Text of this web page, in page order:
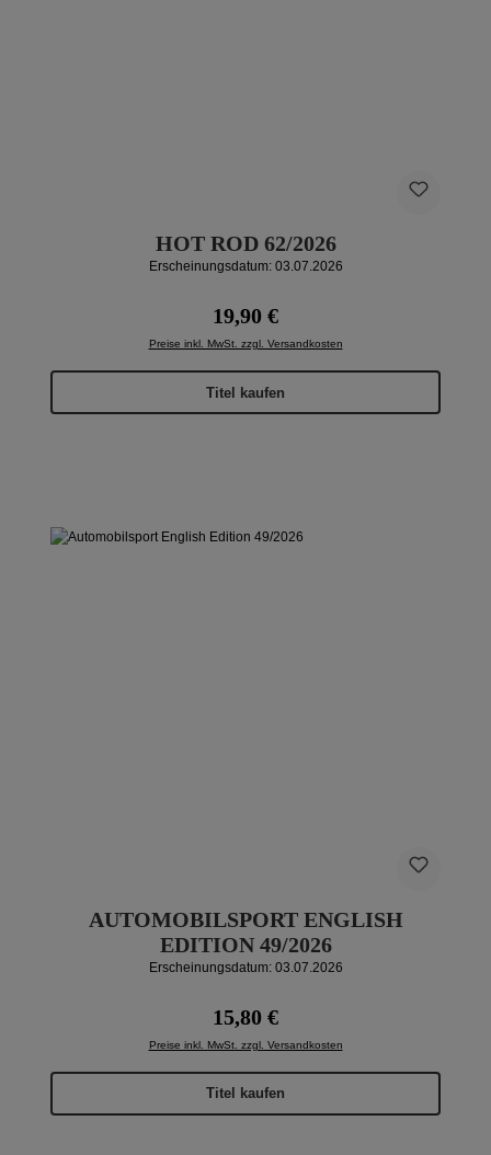
HOT ROD 62/2026
Erscheinungsdatum: 03.07.2026
Regulärer Preis:
19,90 €
Preise inkl. MwSt. zzgl. Versandkosten
Titel kaufen
AUTOMOBILSPORT ENGLISH
EDITION 49/2026
Erscheinungsdatum: 03.07.2026
Regulärer Preis:
15,80 €
Preise inkl. MwSt. zzgl. Versandkosten
Titel kaufen